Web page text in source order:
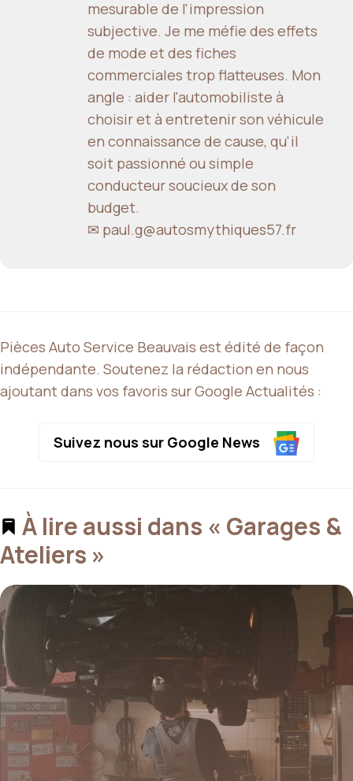
mesurable de l'impression
subjective. Je me méfie des effets
de mode et des fiches
commerciales trop flatteuses. Mon
angle : aider l'automobiliste à
choisir et à entretenir son véhicule
en connaissance de cause, qu'il
soit passionné ou simple
conducteur soucieux de son
budget.
✉ paul.g@autosmythiques57.fr
Pièces Auto Service Beauvais est édité de façon
indépendante. Soutenez la rédaction en nous
ajoutant dans vos favoris sur Google Actualités :
Suivez nous sur Google News
À lire aussi dans « Garages &
Ateliers »